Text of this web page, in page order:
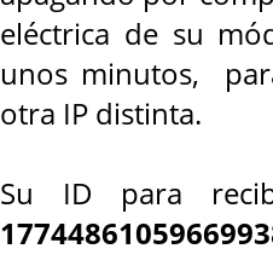
eléctrica de su
unos minutos,
otra IP distinta.
Su ID para